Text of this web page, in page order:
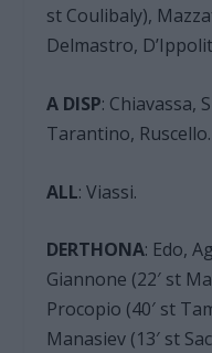
st Coulibaly),
Delmastro,
A DISP: Chiavassa,
Tarantino, Ruscello.
ALL: Viassi.
DERTHONA: Edo,
Giannone (22′ st
Procopio (40′ st
Manasiev (13′ st